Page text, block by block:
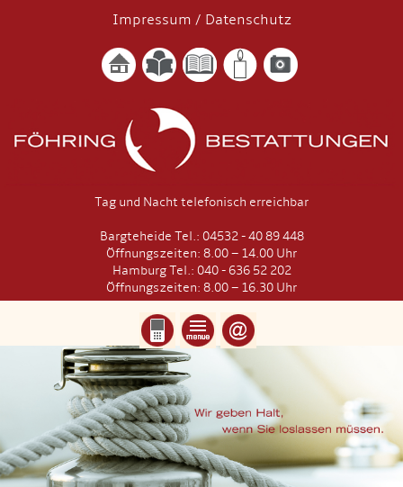
Impressum / Datenschutz
Tag und Nacht telefonisch erreichbar
Bargteheide Tel.: 04532 - 40 89 448
Öffnungszeiten: 8.00 – 14.00 Uhr
Hamburg Tel.: 040 - 636 52 202
Öffnungszeiten: 8.00 – 16.30 Uhr